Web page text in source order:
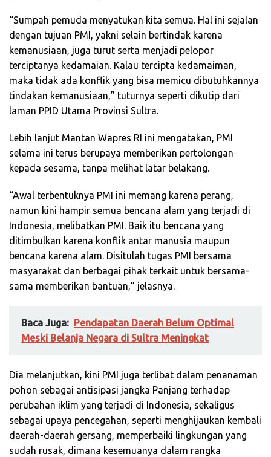
“Sumpah pemuda menyatukan kita semua. Hal ini sejalan
dengan tujuan PMI, yakni selain bertindak karena
kemanusiaan, juga turut serta menjadi pelopor
terciptanya kedamaian. Kalau tercipta kedamaiman,
maka tidak ada konflik yang bisa memicu dibutuhkannya
tindakan kemanusiaan,” tuturnya seperti dikutip dari
laman PPID Utama Provinsi Sultra.
Lebih lanjut Mantan Wapres RI ini mengatakan, PMI
selama ini terus berupaya memberikan pertolongan
kepada sesama, tanpa melihat latar belakang.
“Awal terbentuknya PMI ini memang karena perang,
namun kini hampir semua bencana alam yang terjadi di
Indonesia, melibatkan PMI. Baik itu bencana yang
ditimbulkan karena konflik antar manusia maupun
bencana karena alam. Disitulah tugas PMI bersama
masyarakat dan berbagai pihak terkait untuk bersama-
sama memberikan bantuan,” jelasnya.
Baca Juga:
Pendapatan Daerah Belum Optimal
Meski Belanja Negara di Sultra Meningkat
Dia melanjutkan, kini PMI juga terlibat dalam penanaman
pohon sebagai antisipasi jangka Panjang terhadap
perubahan iklim yang terjadi di Indonesia, sekaligus
sebagai upaya pencegahan, seperti menghijaukan kembali
daerah-daerah gersang, memperbaiki lingkungan yang
sudah rusak, dimana kesemuanya dalam rangka